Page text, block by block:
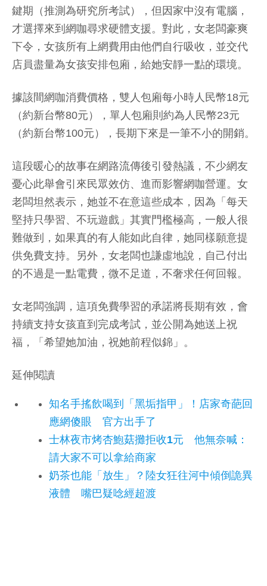
鍵期（推測為研究所考試），但因家中沒有電腦，
才選擇來到網咖尋求硬體支援。對此，女老闆豪爽
下令，女孩所有上網費用由他們自行吸收，並交代
店員盡量為女孩安排包廂，給她安靜一點的環境。
據該間網咖消費價格，雙人包廂每小時人民幣18元
（約新台幣80元），單人包廂則約為人民幣23元
（約新台幣100元），長期下來是一筆不小的開銷。
這段暖心的故事在網路流傳後引發熱議，不少網友
憂心此舉會引來民眾效仿、進而影響網咖營運。女
老闆坦然表示，她並不在意這些成本，因為「每天
堅持只學習、不玩遊戲」其實門檻極高，一般人很
難做到，如果真的有人能如此自律，她同樣願意提
供免費支持。另外，女老闆也謙虛地說，自己付出
的不過是一點電費，微不足道，不奢求任何回報。
女老闆強調，這項免費學習的承諾將長期有效，會
持續支持女孩直到完成考試，並公開為她送上祝
福，「希望她加油，祝她前程似錦」。
延伸閱讀
知名手搖飲喝到「黑垢指甲」！店家奇葩回
應網傻眼 官方出手了
士林夜市烤杏鮑菇攤拒收1元 他無奈喊：
請大家不可以拿給商家
奶茶也能「放生」？陸女狂往河中傾倒詭異
液體 嘴巴疑唸經超渡